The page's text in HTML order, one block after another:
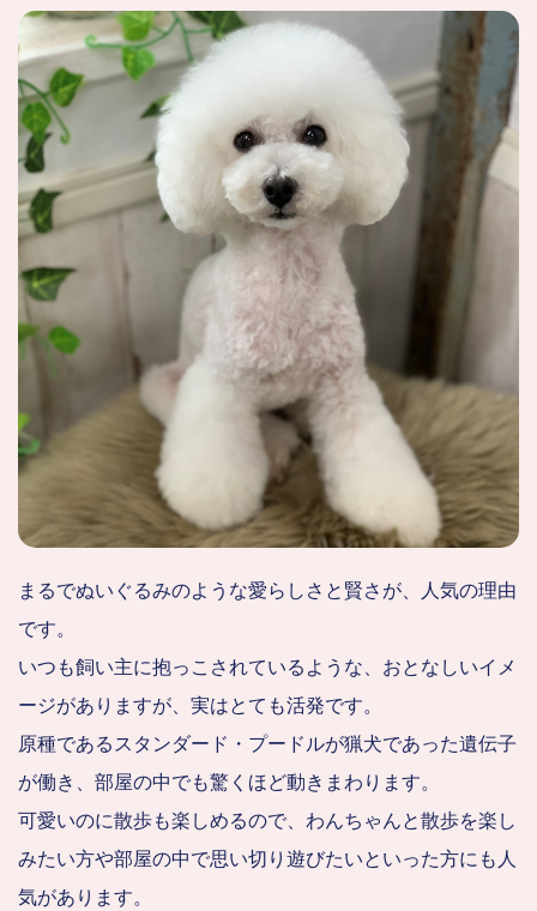
まるでぬいぐるみのような愛らしさと賢さが、人気の理由
です。
いつも飼い主に抱っこされているような、おとなしいイメ
ージがありますが、実はとても活発です。
原種であるスタンダード・プードルが猟犬であった遺伝子
が働き、部屋の中でも驚くほど動きまわります。
可愛いのに散歩も楽しめるので、わんちゃんと散歩を楽し
みたい方や部屋の中で思い切り遊びたいといった方にも人
気があります。